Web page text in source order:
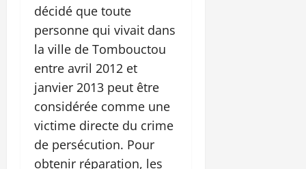
décidé que toute
personne qui vivait dans
la ville de Tombouctou
entre avril 2012 et
janvier 2013 peut être
considérée comme une
victime directe du crime
de persécution. Pour
obtenir réparation, les